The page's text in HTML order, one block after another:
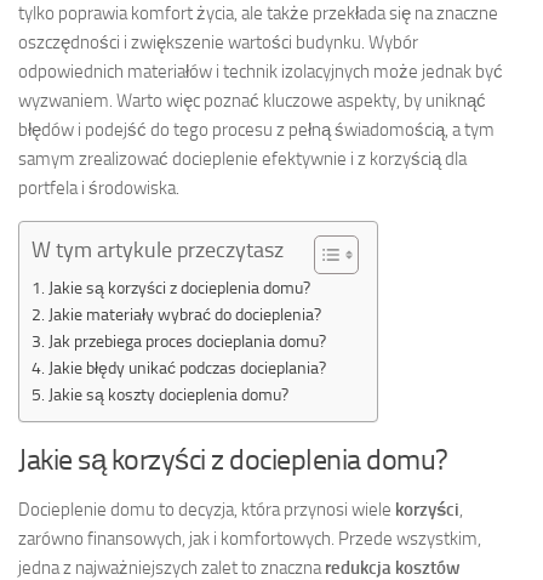
tylko poprawia komfort życia, ale także przekłada się na znaczne
oszczędności i zwiększenie wartości budynku. Wybór
odpowiednich materiałów i technik izolacyjnych może jednak być
wyzwaniem. Warto więc poznać kluczowe aspekty, by uniknąć
błędów i podejść do tego procesu z pełną świadomością, a tym
samym zrealizować docieplenie efektywnie i z korzyścią dla
portfela i środowiska.
W tym artykule przeczytasz
Jakie są korzyści z docieplenia domu?
Jakie materiały wybrać do docieplenia?
Jak przebiega proces docieplania domu?
Jakie błędy unikać podczas docieplania?
Jakie są koszty docieplenia domu?
Jakie są korzyści z docieplenia domu?
Docieplenie domu to decyzja, która przynosi wiele korzyści,
zarówno finansowych, jak i komfortowych. Przede wszystkim,
jedna z najważniejszych zalet to znacznaredukcja kosztów